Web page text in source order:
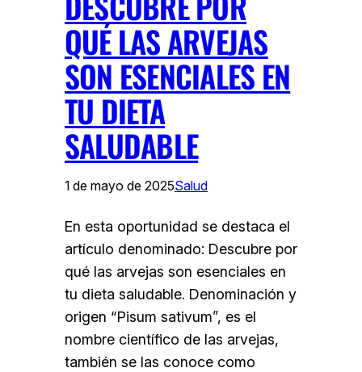
QUÉ LAS ARVEJAS
SON ESENCIALES EN
TU DIETA
SALUDABLE
1 de mayo de 2025Salud
En esta oportunidad se destaca el
artículo denominado: Descubre por
qué las arvejas son esenciales en
tu dieta saludable. Denominación y
origen “Pisum sativum”, es el
nombre científico de las arvejas,
también se las conoce como